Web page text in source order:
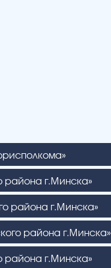
района г.Минска»
района г.Минска»
района г.Минска»
района г.Минска»